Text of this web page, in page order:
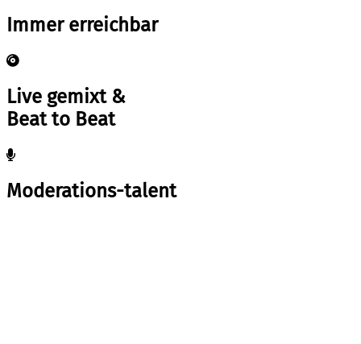
Immer erreichbar
Live gemixt &
Beat to Beat
Moderations-talent